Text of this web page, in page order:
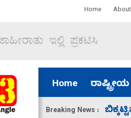
Home
Home ರಾಷ್ಟ್ರೀಯ
Breaking News :
ಸಾಗಿಸಿದೆ ಭಾರತ